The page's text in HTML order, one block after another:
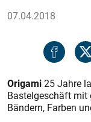
07.04.2018
Origami25 Jahre
Bastelgeschäft mit
Bändern, Farben